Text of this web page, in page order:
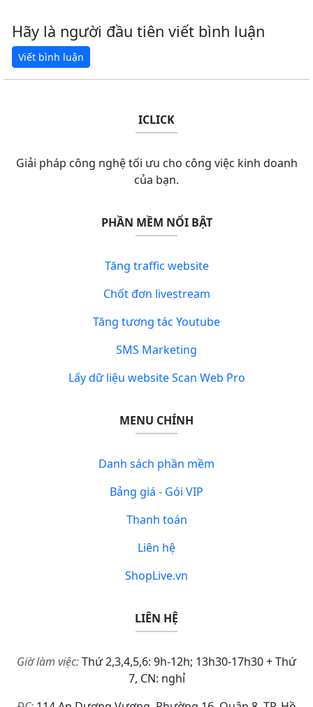
Hãy là người đầu tiên viết bình luận
ICLICK
Giải pháp công nghệ tối ưu cho công việc kinh doanh
của bạn.
PHẦN MỀM NỔI BẬT
Tăng traffic website
Chốt đơn livestream
Tăng tương tác Youtube
SMS Marketing
Lấy dữ liệu website Scan Web Pro
MENU CHÍNH
Danh sách phần mềm
Bảng giá - Gói VIP
Thanh toán
Liên hệ
ShopLive.vn
LIÊN HỆ
Giờ làm việc:Thứ 2,3,4,5,6: 9h-12h; 13h30-17h30 + Thứ
7, CN: nghỉ